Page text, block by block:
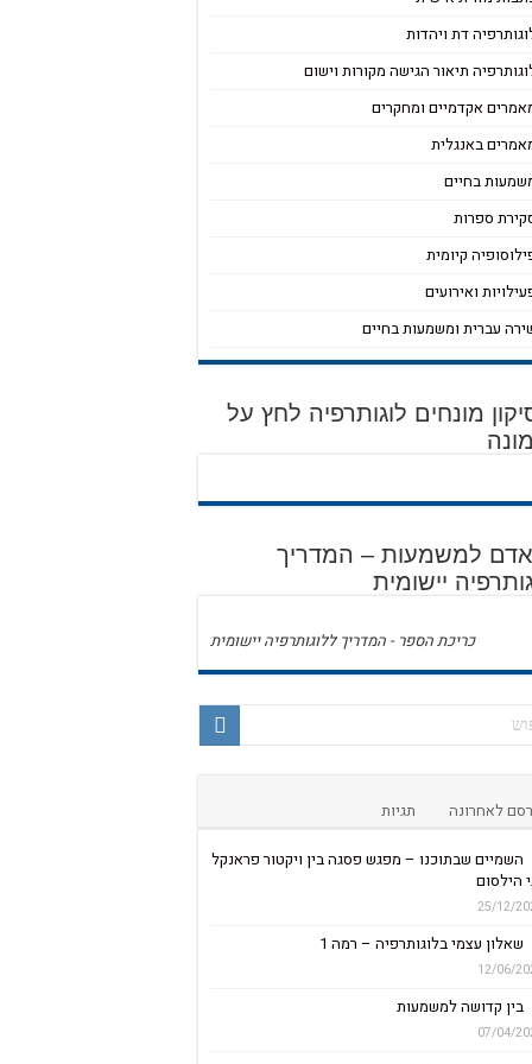
דת ויהדות
תיאור הגישה מקורות וישום
אקדמיים ומחקרים
באנגלית
בחיים
ספרות
קיומית
ואירועים
עברית ומשמעות בחיים
מונחים לוגותרפיה לחץ על
אדם למשמעות – המדריך
יישומית
כריכת הספר - המדריך ללוגותרפיה יישומית
לאחרונה תגיות
השמיים שבתוכנו – מפגש פסגה בין ויקטור פראנקל
הילסום
25/12/
שאלון עצמי בלוגותרפיה – רמה 1
12/06/
בין קדושה למשמעות
07/04/